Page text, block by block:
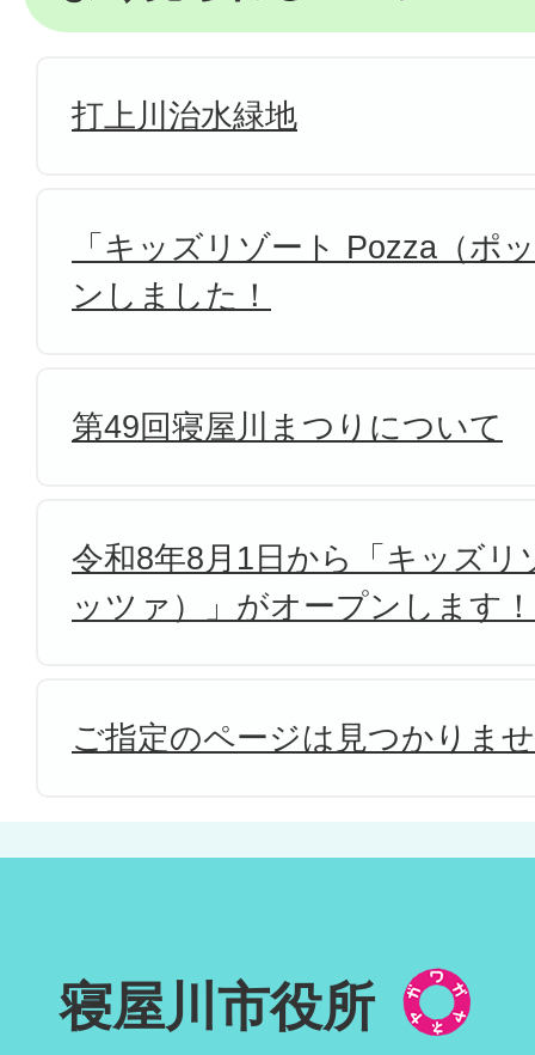
打上川治水緑地
「キッズリゾート Pozza（ポ
ンしました！
第49回寝屋川まつりについて
令和8年8月1日から「キッズリ
ッツァ）」がオープンします！
ご指定のページは見つかりま
寝屋川市役所